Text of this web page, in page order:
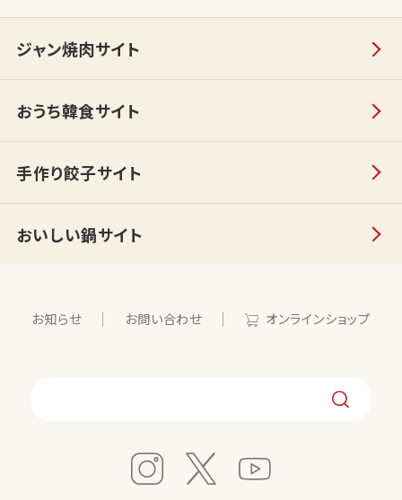
ジャン焼肉サイト
おうち韓食サイト
手作り餃子サイト
おいしい鍋サイト
お知らせ お問い合わせ オンラインショップ